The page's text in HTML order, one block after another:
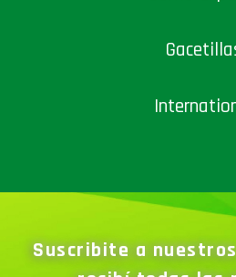
Suscribite a